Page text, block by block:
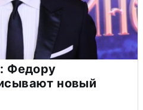
Федору
новый